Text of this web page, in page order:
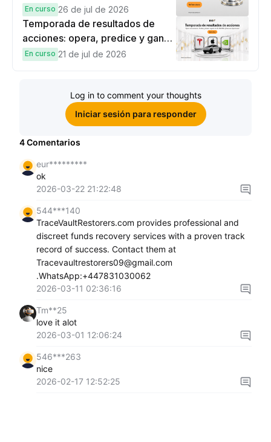
En curso 26 de jul de 2026
Temporada de resultados de
acciones: opera, predice y gana
una Cybertruck.
En curso 21 de jul de 2026
Log in to comment your thoughts
Iniciar sesión para responder
4Comentarios
eur*********
ok
2026-03-22 21:22:48
544***140
TraceVaultRestorers.com provides professional and
discreet funds recovery services with a proven track
record of success. Contact them at
Tracevaultrestorers09@gmail.com
.WhatsApp:+447831030062
2026-03-11 02:36:16
Tm**25
love it alot
2026-03-01 12:06:24
546***263
nice
2026-02-17 12:52:25